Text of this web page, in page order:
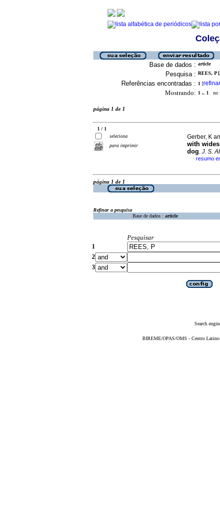
Base de dados : article
Pesquisa : REES, P
Referências encontradas : 1 [refinar
Mostrando: 1 .. 1 no
página 1 de 1
1 / 1
seleciona
para imprimir
Gerber, K
with
dog. J. S.
· resumo
página 1 de 1
Refinar a pesquisa
Base de dados : article
Pesquisar
1
2
3
Search
BIREME/OPAS/OMS - Centro Latino-